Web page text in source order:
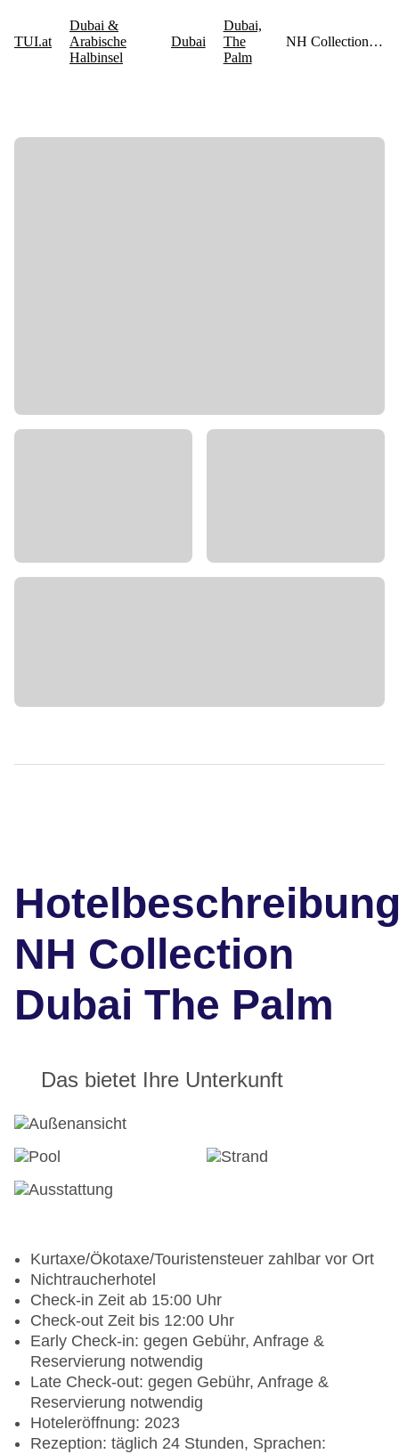
NH Collection
Dubai The Palm
Das bietet Ihre Unterkunft
Kurtaxe/Ökotaxe/Touristensteuer zahlbar vor Ort
Nichtraucherhotel
Check-in Zeit ab 15:00 Uhr
Check-out Zeit bis 12:00 Uhr
Early Check-in: gegen Gebühr, Anfrage &
Reservierung notwendig
Late Check-out: gegen Gebühr, Anfrage &
Reservierung notwendig
Hoteleröffnung: 2023
Rezeption: täglich 24 Stunden, Sprachen: